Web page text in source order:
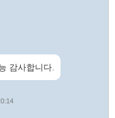
감사합니다.